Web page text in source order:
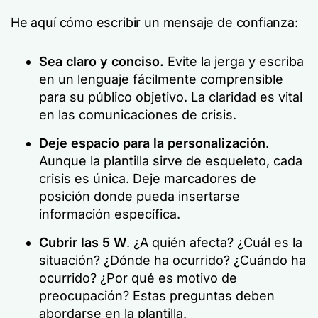
He aquí cómo escribir un mensaje de confianza:
Sea claro y conciso. Evite la jerga y escriba
en un lenguaje fácilmente comprensible
para su público objetivo. La claridad es vital
en las comunicaciones de crisis.
Deje espacio para la personalización.
Aunque la plantilla sirve de esqueleto, cada
crisis es única. Deje marcadores de
posición donde pueda insertarse
información específica.
Cubrir las 5 W. ¿A quién afecta? ¿Cuál es la
situación? ¿Dónde ha ocurrido? ¿Cuándo ha
ocurrido? ¿Por qué es motivo de
preocupación? Estas preguntas deben
abordarse en la plantilla.